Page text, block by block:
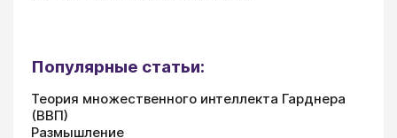
Популярные статьи:
Теория множественного интеллекта Гарднера
(ВВП)
Размышление